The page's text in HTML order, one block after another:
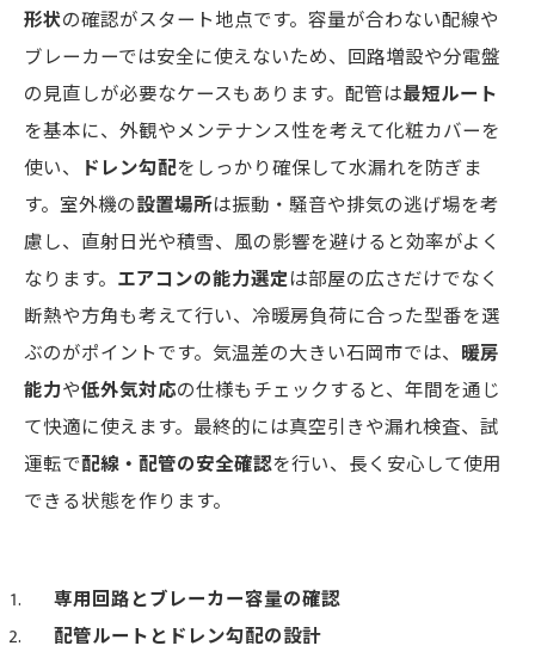
形状の確認がスタート地点です。容量が合わない配線や
ブレーカーでは安全に使えないため、回路増設や分電盤
の見直しが必要なケースもあります。配管は最短ルート
を基本に、外観やメンテナンス性を考えて化粧カバーを
使い、 ドレン勾配をしっかり確保して水漏れを防ぎま
す。室外機の設置場所は振動・騒音や排気の逃げ場を考
慮し、直射日光や積雪、風の影響を避けると効率がよく
なります。 エアコンの能力選定は部屋の広さだけでなく
断熱や方角も考えて行い、冷暖房負荷に合った型番を選
ぶのがポイントです。気温差の大きい石岡市では、 暖房
能力や低外気対応の仕様もチェックすると、年間を通じ
て快適に使えます。最終的には真空引きや漏れ検査、試
運転で配線・配管の安全確認を行い、長く安心して使用
できる状態を作ります。
専用回路とブレーカー容量の確認
配管ルートとドレン勾配の設計